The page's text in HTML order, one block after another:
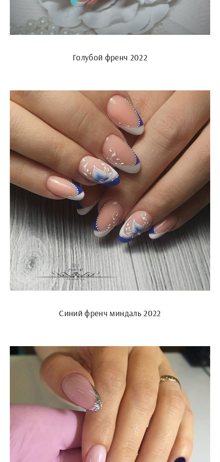
Голубой френч 2022
Синий френч миндаль 2022